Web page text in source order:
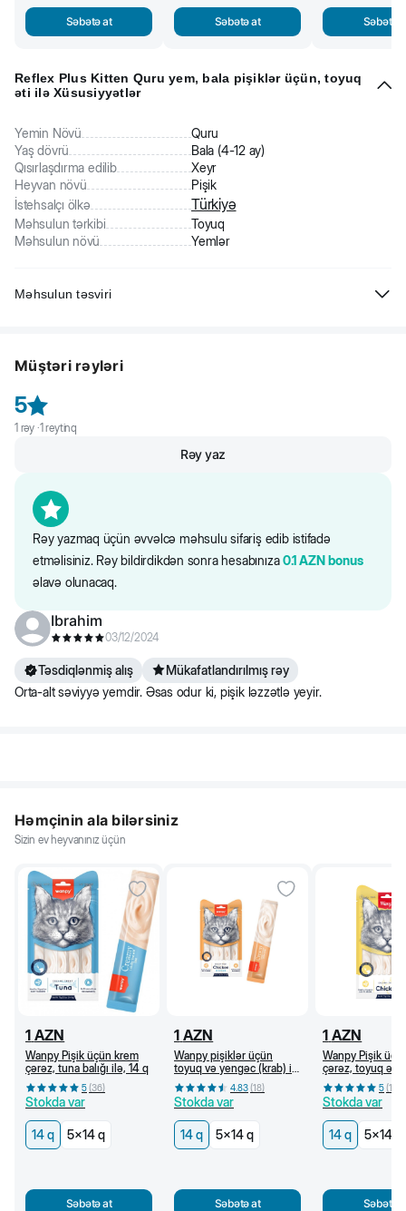
Səbətə at Səbətə at Səbətə
Reflex Plus Kitten Quru yem, bala pişiklər üçün, toyuq
əti ilə Xüsusiyyətlər
Yemin Növü
Quru
Yaş dövrü
Bala (4-12 ay)
Qısırlaşdırma edilib
Xeyr
Heyvan növü
Pişik
İstehsalçı ölkə
Türkiyə
Məhsulun tərkibi
Toyuq
Məhsulun növü
Yemlər
Məhsulun təsviri
Tərkibi: toyuq zülalları (dehidratlaşdırılmış), qarğıdalı, toyuq piyi, düyü,
çuğundur lətisi, dadverici qaraciyər, vitaminlər və minerallar, ksilo-
oliqosaxaridlər, pivə mayası, kətan toxumları, duz, yukka, l-karnitin,
qoruyucular-antioksidantlar.
Saytdakı maddələr və qida tərkibi barədə məlumat yalnız istinad
olunur.
Müştəri rəyləri
5
1 rəy ·1 reytinq
Rəy yazmaq üçün əvvəlcə məhsulu sifariş edib istifadə
etməlisiniz. Rəy bildirdikdən sonra hesabınıza0.1 AZN bonus
əlavə olunacaq.
Rəy yaz
Ibrahim
03/12/2024
Təsdiqlənmiş alış
Mükafatlandırılmış rəy
Orta-alt səviyyə yemdir. Əsas odur ki, pişik ləzzətlə yeyir.
Həmçinin ala bilərsiniz
Sizin ev heyvanınız üçün
1 AZN
Wanpy Pişik üçün krem
çərəz, tuna balığı ilə, 14 q
5(36)
Stokda var
14 q 5x14 q
Səbətə at
1 AZN
Wanpy pişiklər üçün
toyuq və yengəc (krab) ilə
krem çərəz, 14 q
4.83(18)
Stokda var
14 q 5x14 q
Səbətə at
1 AZN
Wanpy Pişik
çərəz, toyuq əti
5(18
Stokda var
14 q 5x14 q
Səbətə